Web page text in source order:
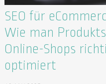
SEO für
Wie man
Online-Shops
optimiert